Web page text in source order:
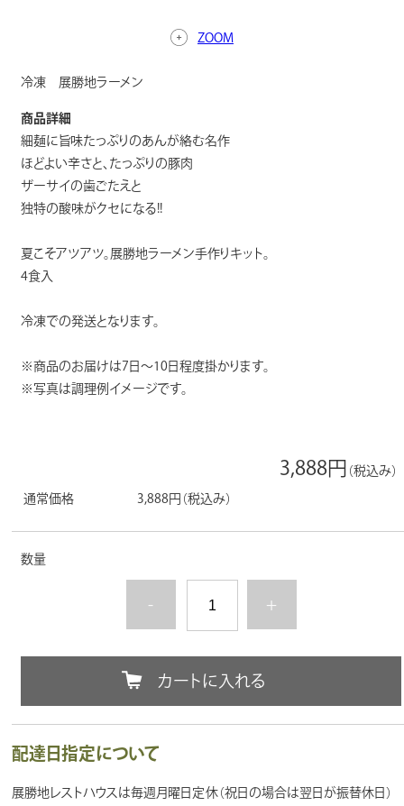
ZOOM
冷凍 展勝地ラーメン
商品詳細
細麺に旨味たっぷりのあんが絡む名作
ほどよい辛さと、たっぷりの豚肉
ザーサイの歯ごたえと
独特の酸味がクセになる!!
夏こそアツアツ。展勝地ラーメン手作りキット。
4食入
冷凍での発送となります。
※商品のお届けは7日～10日程度掛かります。
※写真は調理例イメージです。
3,888円 （税込み）
通常価格 3,888円 （税込み）
数量
- +
カートに入れる
配達日指定について
展勝地レストハウスは毎週月曜日定休（祝日の場合は翌日が振替休日）